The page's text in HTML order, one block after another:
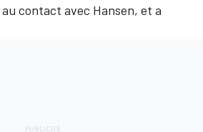
contact avec Hansen, et a